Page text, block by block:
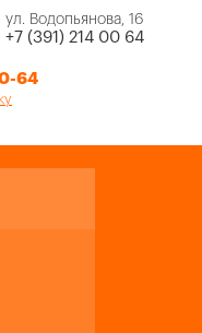
ул. Водопьянова, 16
+7 (391) 214 00 64
64